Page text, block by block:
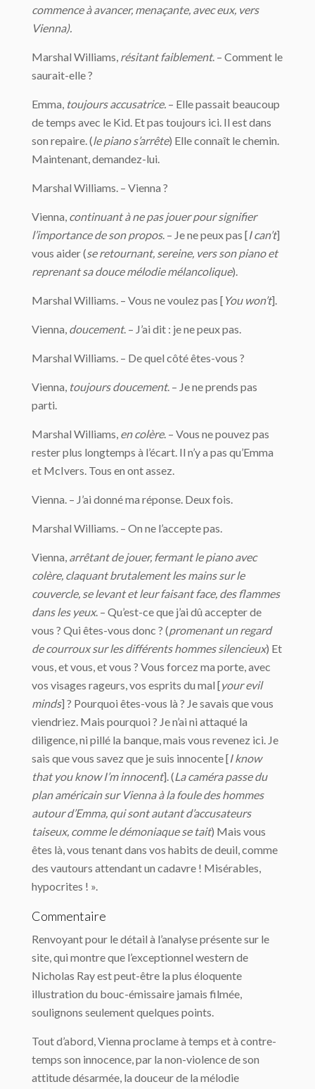
commence à avancer, menaçante, avec eux, vers
Vienna).
Marshal Williams, résitant faiblement. – Comment le
saurait-elle ?
Emma, toujours accusatrice. – Elle passait beaucoup
de temps avec le Kid. Et pas toujours ici. Il est dans
son repaire. (le piano s’arrête) Elle connaît le chemin.
Maintenant, demandez-lui.
Marshal Williams. – Vienna ?
Vienna, continuant à ne pas jouer pour signifier
l’importance de son propos. – Je ne peux pas [I can’t]
vous aider (se retournant, sereine, vers son piano et
reprenant sa douce mélodie mélancolique).
Marshal Williams. – Vous ne voulez pas [ You won’t].
Vienna, doucement. – J’ai dit : je ne peux pas.
Marshal Williams. – De quel côté êtes-vous ?
Vienna, toujours doucement. – Je ne prends pas
parti.
Marshal Williams, en colère. – Vous ne pouvez pas
rester plus longtemps à l’écart. Il n’y a pas qu’Emma
et McIvers. Tous en ont assez.
Vienna. – J’ai donné ma réponse. Deux fois.
Marshal Williams. – On ne l’accepte pas.
Vienna, arrêtant de jouer, fermant le piano avec
colère, claquant brutalement les mains sur le
couvercle, se levant et leur faisant face, des flammes
dans les yeux. – Qu’est-ce que j’ai dû accepter de
vous ? Qui êtes-vous donc ? (promenant un regard
de courroux sur les différents hommes silencieux) Et
vous, et vous, et vous ? Vous forcez ma porte, avec
vos visages rageurs, vos esprits du mal [your evil
minds] ? Pourquoi êtes-vous là ? Je savais que vous
viendriez. Mais pourquoi ? Je n’ai ni attaqué la
diligence, ni pillé la banque, mais vous revenez ici. Je
sais que vous savez que je suis innocente [I know
that you know I’m innocent]. (La caméra passe du
plan américain sur Vienna à la foule des hommes
autour d’Emma, qui sont autant d’accusateurs
taiseux, comme le démoniaque se tait) Mais vous
êtes là, vous tenant dans vos habits de deuil, comme
des vautours attendant un cadavre ! Misérables,
hypocrites ! ».
Commentaire
Renvoyant pour le détail à l’analyse présente sur le
site, qui montre que l’exceptionnel western de
Nicholas Ray est peut-être la plus éloquente
illustration du bouc-émissaire jamais filmée,
soulignons seulement quelques points.
Tout d’abord, Vienna proclame à temps et à contre-
temps son innocence, par la non-violence de son
attitude désarmée, la douceur de la mélodie